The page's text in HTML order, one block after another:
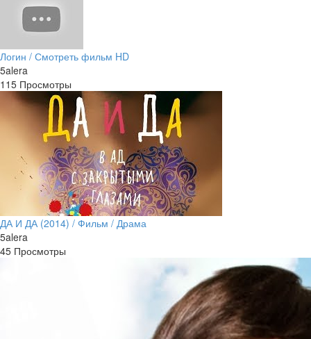
Логин / Смотреть фильм HD
5alera
115 Просмотры
ДА И ДА (2014) / Фильм / Драма
5alera
45 Просмотры